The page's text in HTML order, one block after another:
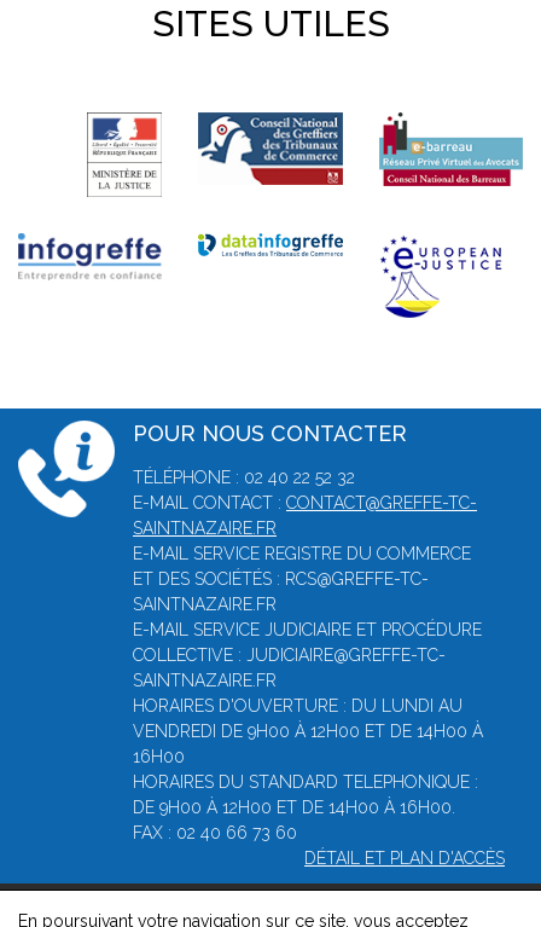
SITES UTILES
POUR NOUS CONTACTER
TÉLÉPHONE : 02 40 22 52 32
E-MAIL CONTACT : CONTACT@GREFFE-TC-
SAINTNAZAIRE.FR
E-MAIL SERVICE REGISTRE DU COMMERCE
ET DES SOCIÉTÉS : RCS@GREFFE-TC-
SAINTNAZAIRE.FR
E-MAIL SERVICE JUDICIAIRE ET PROCÉDURE
COLLECTIVE : JUDICIAIRE@GREFFE-TC-
SAINTNAZAIRE.FR
HORAIRES D'OUVERTURE : DU LUNDI AU
VENDREDI DE 9H00 À 12H00 ET DE 14H00 À
16H00
HORAIRES DU STANDARD TELEPHONIQUE :
DE 9H00 À 12H00 ET DE 14H00 À 16H00.
FAX : 02 40 66 73 60
DÉTAIL ET PLAN D'ACCÈS
En poursuivant votre navigation sur ce site, vous acceptez